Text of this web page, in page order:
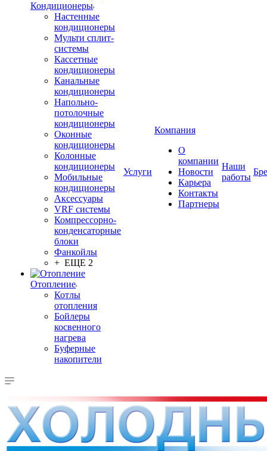
Кондиционеры
Настенные
кондиционеры
Мульти сплит-
системы
Кассетные
кондиционеры
Канальные
кондиционеры
Напольно-
потолочные
кондиционеры
Оконные
кондиционеры
Колонные
кондиционеры
Мобильные
кондиционеры
Аксессуары
VRF системы
Компрессорно-
конденсаторные
блоки
Фанкойлы
+ ЕЩЕ 2
Отопление
Котлы
отопления
Бойлеры
косвенного
нагрева
Буферные
накопители
Услуги
Компания
О
компании
Новости
Карьера
Контакты
Партнеры
Наши
работы